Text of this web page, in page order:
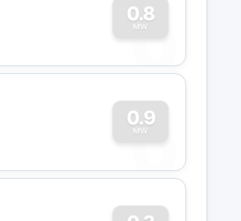
0.8
MW
0
0.9
MW
0